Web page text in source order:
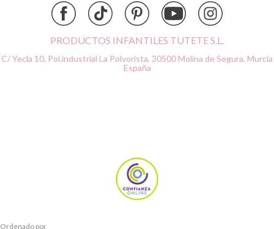
PRODUCTOS INFANTILES TUTETE S.L.
C/ Yecla 10, Pol.industrial La Polvorista, 30500 Molina de Segura, Murcia
España
Ordenado por